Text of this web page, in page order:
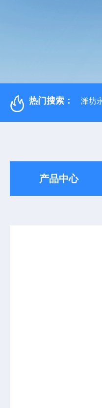
热门搜索： 潍坊
产品中心